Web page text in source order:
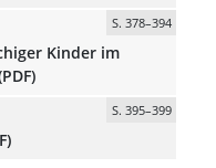
S. 378–394
Kinder im
S. 395–399